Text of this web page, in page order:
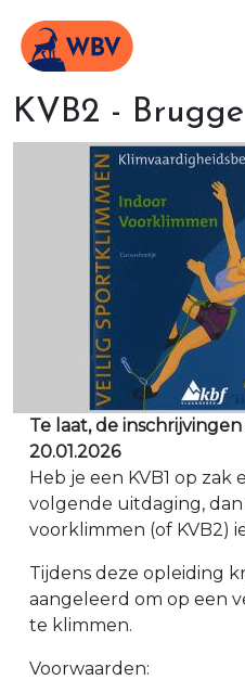
KVB2 -
Te laat, de
20.01.2026
Heb je een KVB1 op zak
volgende uitdaging,
voorklimmen (of KVB2)
Tijdens deze opleiding
aangeleerd om op een
te klimmen.
Voorwaarden: